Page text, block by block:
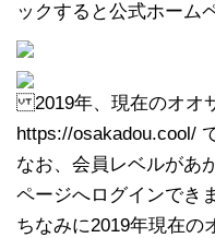
ックすると公式ホーム
2019年、現在のオオ
https://osakadou.cool/
なお、会員レベルがあ
ページへログインでき
ちなみに2019年現在の